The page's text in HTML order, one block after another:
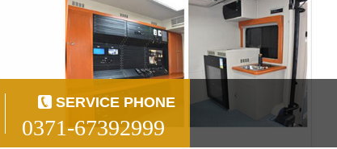
SERVICE PHONE
0371-67392999